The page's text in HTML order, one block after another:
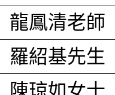
龍鳳清老師
羅紹基先生